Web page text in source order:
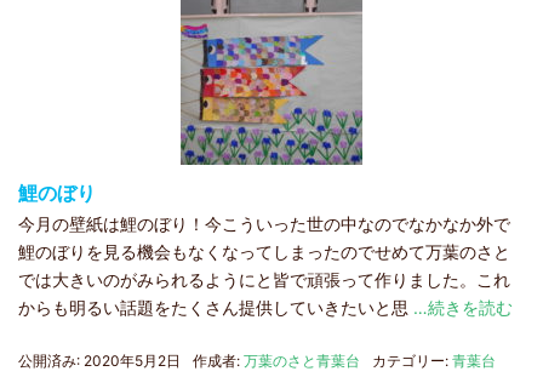
鯉のぼり
今月の壁紙は鯉のぼり！今こういった世の中なのでなかなか外で
鯉のぼりを見る機会もなくなってしまったのでせめて万葉のさと
では大きいのがみられるようにと皆で頑張って作りました。これ
からも明るい話題をたくさん提供していきたいと思 …続きを読む
公開済み: 2020年5月2日 作成者: 万葉のさと青葉台 カテゴリー: 青葉台